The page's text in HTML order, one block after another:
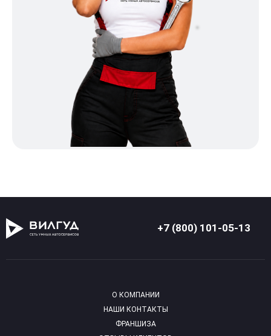
+7 (800) 101-05-13
О КОМПАНИИ
НАШИ КОНТАКТЫ
ФРАНШИЗА